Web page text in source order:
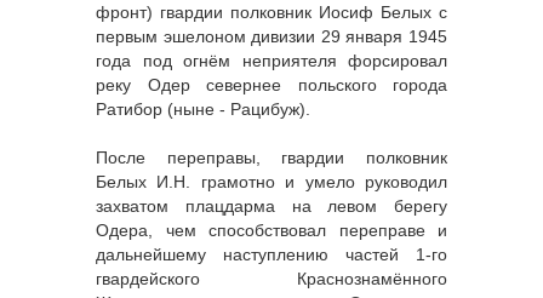
фронт) гвардии полковник Иосиф Белых с
первым эшелоном дивизии 29 января 1945
года под огнём неприятеля форсировал
реку Одер севернее польского города
Ратибор (ныне - Рацибуж).
После переправы, гвардии полковник
Белых И.Н. грамотно и умело руководил
захватом плацдарма на левом берегу
Одера, чем способствовал переправе и
дальнейшему наступлению частей 1-го
гвардейского Краснознамённого